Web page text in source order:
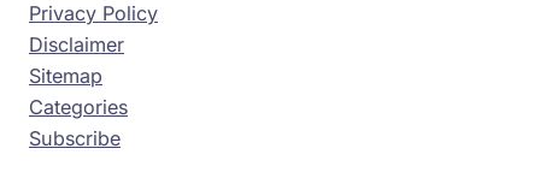
Privacy Policy
Disclaimer
Sitemap
Categories
Subscribe